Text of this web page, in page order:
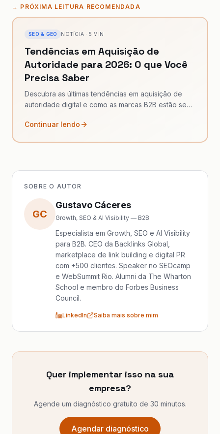
→ PRÓXIMA LEITURA RECOMENDADA
SEO & GEO NOTÍCIA · 5 MIN
Tendências em Aquisição de
Autoridade para 2026: O que Você
Precisa Saber
Descubra as últimas tendências em aquisição de
autoridade digital e como as marcas B2B estão se
Continuar lendo
SOBRE O AUTOR
GC
Gustavo Cáceres
Growth, SEO & AI Visibility — B2B
Especialista em Growth, SEO e AI Visibility
para B2B. CEO da Backlinks Global,
marketplace de link building e digital PR
com +500 clientes. Speaker no SEOcamp
e WebSummit Rio. Alumni da The Wharton
School e membro do Forbes Business
Council.
LinkedIn Saiba mais sobre mim
Quer implementar isso na sua
empresa?
Agende um diagnóstico gratuito de 30 minutos.
Agendar diagnóstico